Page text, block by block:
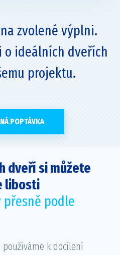
zvolené výplni.
o ideálních dveřích
projektu.
POPTÁVKA
dveří si můžete
libosti
podle
používáme k docílení